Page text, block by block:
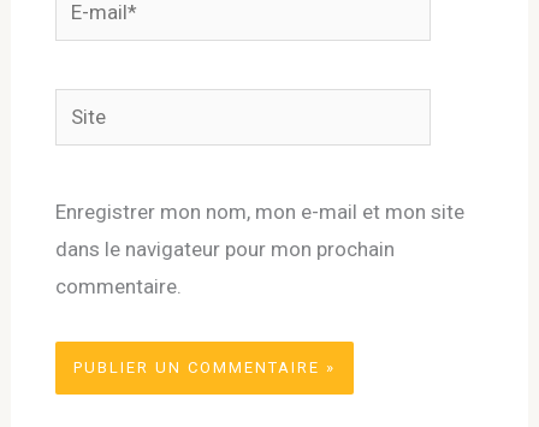
mail*
Site
Enregistrer mon nom, mon e-mail et mon site
dans le navigateur pour mon prochain
commentaire.